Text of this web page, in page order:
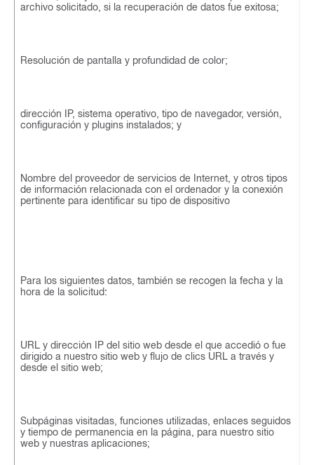
archivo solicitado, si la recuperación de datos fue exitosa;
Resolución de pantalla y profundidad de color;
dirección IP, sistema operativo, tipo de navegador, versión,
configuración y plugins instalados; y
Nombre del proveedor de servicios de Internet, y otros tipos
de información relacionada con el ordenador y la conexión
pertinente para identificar su tipo de dispositivo
Para los siguientes datos, también se recogen la fecha y la
hora de la solicitud:
URL y dirección IP del sitio web desde el que accedió o fue
dirigido a nuestro sitio web y flujo de clics URL a través y
desde el sitio web;
Subpáginas visitadas, funciones utilizadas, enlaces seguidos
y tiempo de permanencia en la página, para nuestro sitio
web y nuestras aplicaciones;